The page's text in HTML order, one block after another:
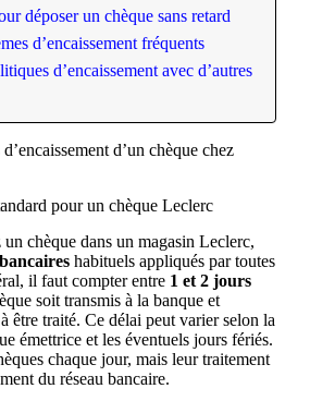
déposer un chèque sans retard
d’encaissement fréquents
d’encaissement avec d’autres
d’un chèque chez
pour un chèque Leclerc
chèque dans un magasin Leclerc,
habituels appliqués par toutes
il faut compter entre 1 et 2 jours
soit transmis à la banque et
être traité. Ce délai peut varier selon la
émettrice et les éventuels jours fériés.
chaque jour, mais leur traitement
du réseau bancaire.